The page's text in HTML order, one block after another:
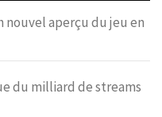
nouvel aperçu du jeu en
du milliard de streams